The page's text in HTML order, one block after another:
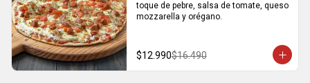
toque de pebre, salsa de tomate, queso
mozzarella y orégano.
$12.990$16.490